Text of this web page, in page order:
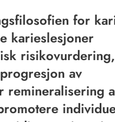
for
karieslesjoner
risikovurdering,
av
remineralisering